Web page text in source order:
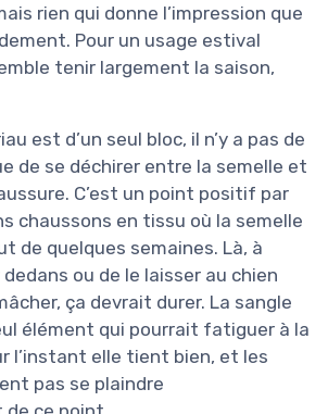
rien qui donne l’impression que
Pour un usage estival
tenir largement la saison,
est d’un seul bloc, il n’y a pas de
de se déchirer entre la semelle et
C’est un point positif par
chaussons en tissu où la semelle
de quelques semaines. Là, à
ou de le laisser au chien
ça devrait durer. La sangle
élément qui pourrait fatiguer à la
l’instant elle tient bien, et les
pas se plaindre